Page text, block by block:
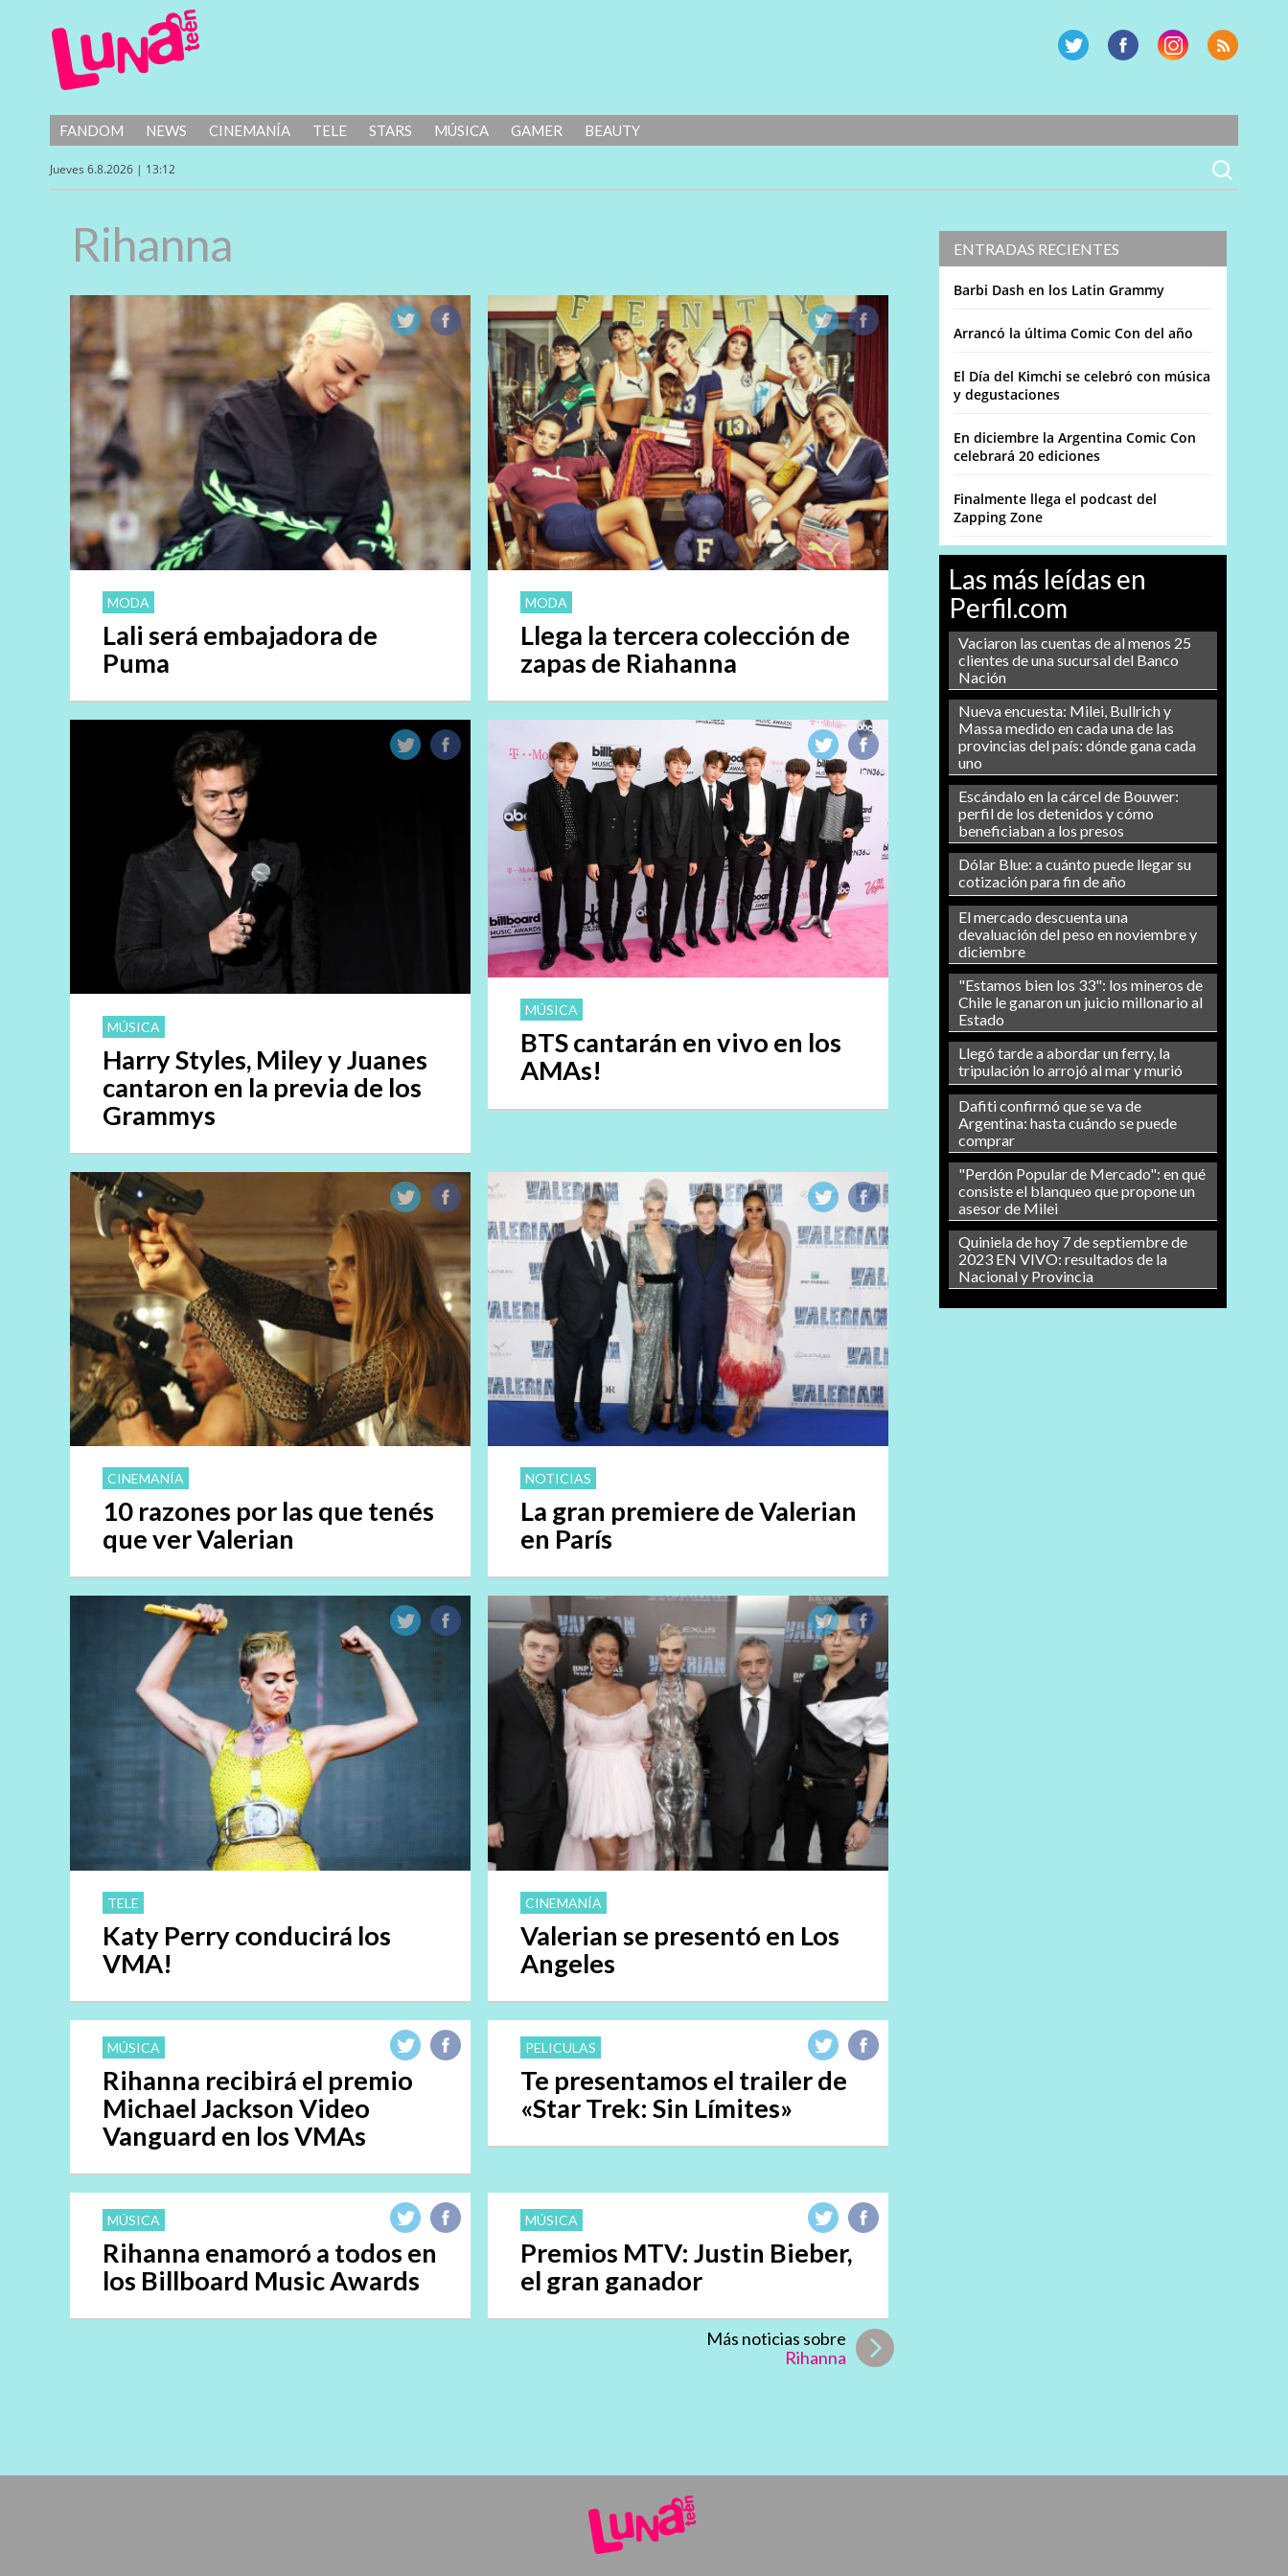
FANDOM NEWS CINEMANÍA TELE STARS MÚSICA GAMER BEAUTY
Jueves 6.8.2026 | 13:12
ENTRADAS RECIENTES
Barbi Dash en los Latin Grammy
Arrancó la última Comic Con del año
El Día del Kimchi se celebró con música
y degustaciones
En diciembre la Argentina Comic Con
celebrará 20 ediciones
Finalmente llega el podcast del
Zapping Zone
Las más leídas en
Perfil.com
Vaciaron las cuentas de al menos 25
clientes de una sucursal del Banco
Nación
Nueva encuesta: Milei, Bullrich y
Massa medido en cada una de las
provincias del país: dónde gana cada
uno
Escándalo en la cárcel de Bouwer:
perfil de los detenidos y cómo
beneficiaban a los presos
Dólar Blue: a cuánto puede llegar su
cotización para fin de año
El mercado descuenta una
devaluación del peso en noviembre y
diciembre
"Estamos bien los 33": los mineros de
Chile le ganaron un juicio millonario al
Estado
Llegó tarde a abordar un ferry, la
tripulación lo arrojó al mar y murió
Dafiti confirmó que se va de
Argentina: hasta cuándo se puede
comprar
"Perdón Popular de Mercado": en qué
consiste el blanqueo que propone un
asesor de Milei
Quiniela de hoy 7 de septiembre de
2023 EN VIVO: resultados de la
Nacional y Provincia
Rihanna
MODA
Lali será embajadora de
Puma
MODA
Llega la tercera colección de
zapas de Riahanna
MÚSICA
Harry Styles, Miley y Juanes
cantaron en la previa de los
Grammys
MÚSICA
BTS cantarán en vivo en los
AMAs!
CINEMANÍA
10 razones por las que tenés
que ver Valerian
NOTICIAS
La gran premiere de Valerian
en París
TELE
Katy Perry conducirá los
VMA!
CINEMANÍA
Valerian se presentó en Los
Angeles
MÚSICA
Rihanna recibirá el premio
Michael Jackson Video
Vanguard en los VMAs
PELICULAS
Te presentamos el trailer de
«Star Trek: Sin Límites»
MÚSICA
Rihanna enamoró a todos en
los Billboard Music Awards
MÚSICA
Premios MTV: Justin Bieber,
el gran ganador
Más noticias sobre
Rihanna